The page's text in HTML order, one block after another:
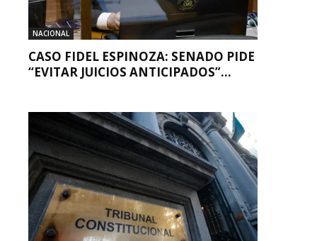
NACIONAL
CASO FIDEL ESPINOZA: SENADO PIDE
“EVITAR JUICIOS ANTICIPADOS”...